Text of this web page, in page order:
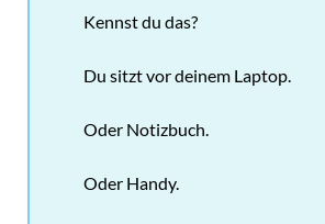
Kennst du das?
Du sitzt vor deinem Laptop.
Oder Notizbuch.
Oder Handy.